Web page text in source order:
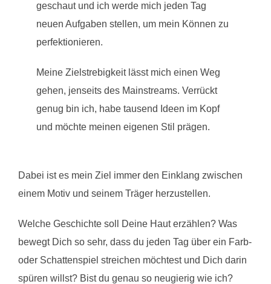
geschaut und ich werde mich jeden Tag
neuen Aufgaben stellen, um mein Können zu
perfektionieren.
Meine Zielstrebigkeit lässt mich einen Weg
gehen, jenseits des Mainstreams. Verrückt
genug bin ich, habe tausend Ideen im Kopf
und möchte meinen eigenen Stil prägen.
Dabei ist es mein Ziel immer den Einklang zwischen
einem Motiv und seinem Träger herzustellen.
Welche Geschichte soll Deine Haut erzählen? Was
bewegt Dich so sehr, dass du jeden Tag über ein Farb-
oder Schattenspiel streichen möchtest und Dich darin
spüren willst? Bist du genau so neugierig wie ich?